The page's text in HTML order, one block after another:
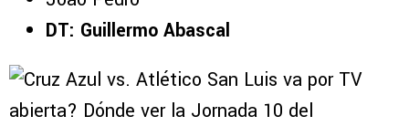
DT: Guillermo Abascal